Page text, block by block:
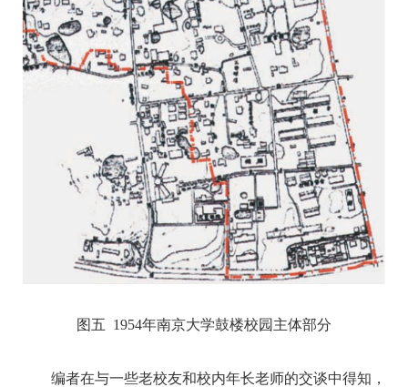
图五 1954年南京大学鼓楼校园主体部分
编者在与一些老校友和校内年长老师的交谈中得知，